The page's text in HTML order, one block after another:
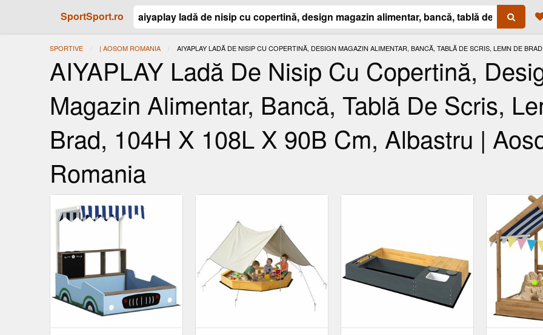
SportSport.ro
SPORTIVE | AOSOM ROMANIA ACTUAL:
AIYAPLAY LADĂ DE NISIP CU COPERTINĂ, DESIGN MAGAZIN ALIMENTAR, BANCĂ, TABLĂ DE SCRIS, LEMN DE
AIYAPLAY Ladă De Nisip Cu Copertină,
Magazin Alimentar, Bancă, Tablă De Scris,
Brad, 104H X 108L X 90B Cm, Albastru |
Romania